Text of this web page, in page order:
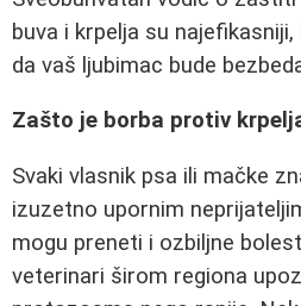
buva i krpelja su
da vaš ljubimac bude
Zašto je borba protiv
Svaki vlasnik psa ili mačke
izuzetno upornim
mogu preneti i ozbiljne
veterinari širom regiona